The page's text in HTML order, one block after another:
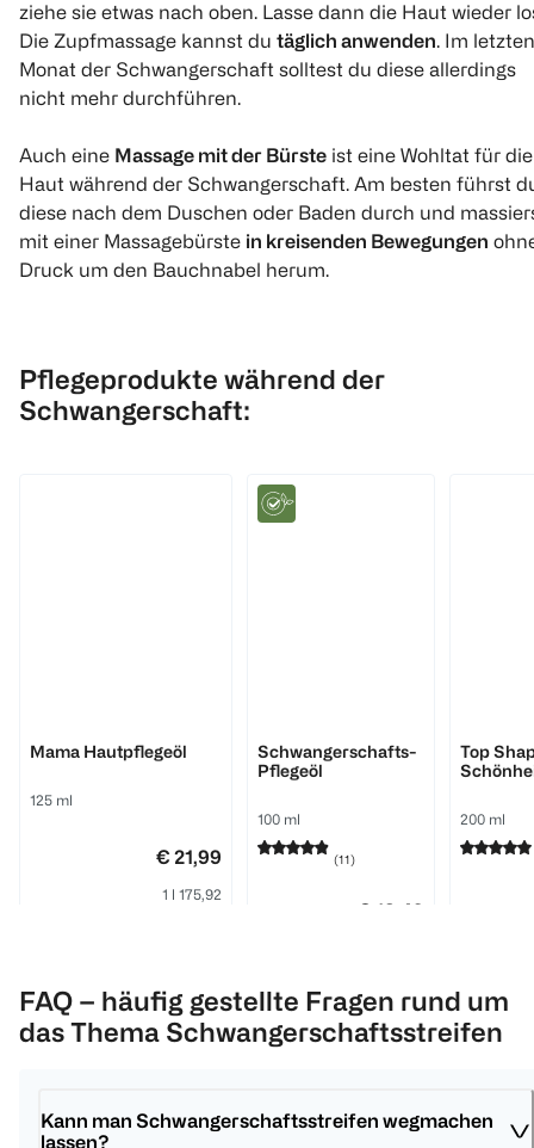
ziehe sie etwas nach oben. Lasse dann die Haut wieder
Die Zupfmassage kannst du täglich anwenden. Im letzten
Monat der Schwangerschaft solltest du diese allerdings
nicht mehr durchführen.
Auch eine Massage mit der Bürste ist eine Wohltat für die
Haut während der Schwangerschaft. Am besten führst
diese nach dem Duschen oder Baden durch und
mit einer Massagebürste in kreisenden Bewegungen
Druck um den Bauchnabel herum.
Pflegeprodukte während der
Schwangerschaft:
Mama Hautpflegeöl
125 ml
€ 21,99
1 l 175,92
Schwangerschafts-
Pflegeöl
100 ml
(11)
€ 18,49
1
Quantity: 1
Top
200 ml
Click
FAQ – häufig gestellte Fragen rund um
das Thema Schwangerschaftsstreifen
Kann man Schwangerschaftsstreifen wegmachen
lassen?